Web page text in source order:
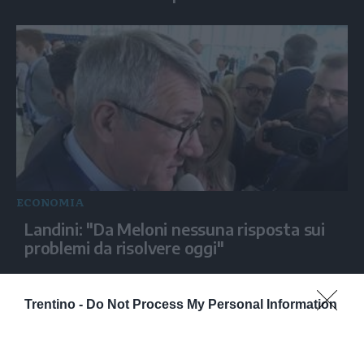
Trentino - Do Not Process My Personal Information
ECONOMIA
Landini: "Da Meloni nessuna risposta sui
problemi da risolvere oggi"